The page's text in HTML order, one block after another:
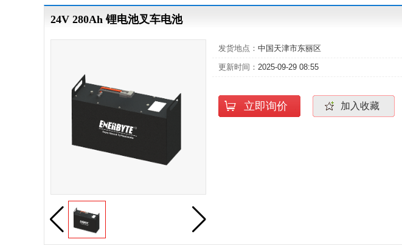
24V 280Ah 锂电池叉车电池
发货地点： 中国天津市东丽区
更新时间： 2025-09-29 08:55
立即询价 加入收藏